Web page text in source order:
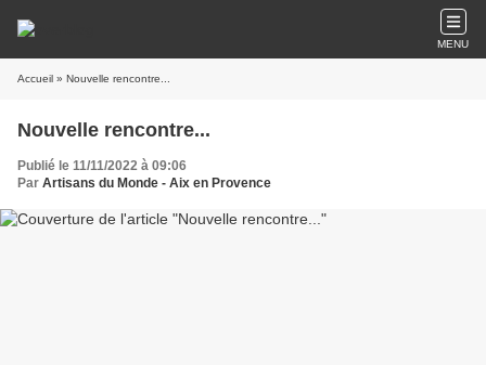
MENU
Accueil » Nouvelle rencontre...
Nouvelle rencontre...
Publié le 11/11/2022 à 09:06
Par Artisans du Monde - Aix en Provence